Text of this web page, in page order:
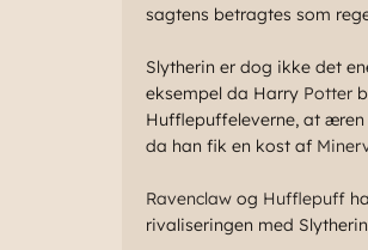
sagtens betragtes som
Slytherin er dog ikke det
eksempel da Harry Potter
Hufflepuffeleverne, at
da han fik en kost af
Ravenclaw og Hufflepuff
rivaliseringen med